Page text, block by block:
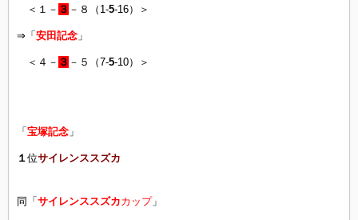
＜１－ ３ －８（1-5-16）＞
⇒「 安田記念 」
＜４－ ３ －５（7-5-10）＞
「 宝塚記念 」
１ 位サイレンススズカ
同「 サイレンススズカカップ」